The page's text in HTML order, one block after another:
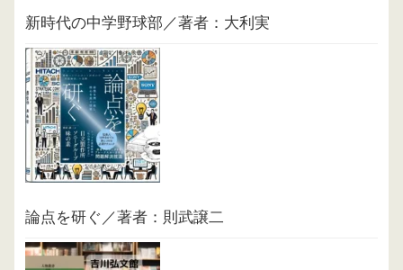
新時代の中学野球部／著者：大利実
論点を研ぐ／著者：則武譲二